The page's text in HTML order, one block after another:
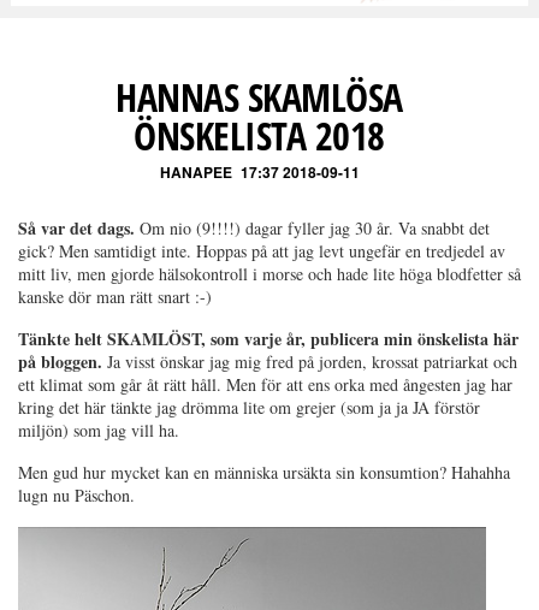
HANNAS SKAMLÖSA
ÖNSKELISTA 2018
HANAPEE 17:37 2018-09-11
Så var det dags. Om nio (9!!!!) dagar fyller jag 30 år. Va snabbt det
gick? Men samtidigt inte. Hoppas på att jag levt ungefär en tredjedel av
mitt liv, men gjorde hälsokontroll i morse och hade lite höga blodfetter så
kanske dör man rätt snart :-)
Tänkte helt SKAMLÖST, som varje år, publicera min önskelista här
på bloggen. Ja visst önskar jag mig fred på jorden, krossat patriarkat och
ett klimat som går åt rätt håll. Men för att ens orka med ångesten jag har
kring det här tänkte jag drömma lite om grejer (som ja ja JA förstör
miljön) som jag vill ha.
Men gud hur mycket kan en människa ursäkta sin konsumtion? Hahahha
lugn nu Päschon.